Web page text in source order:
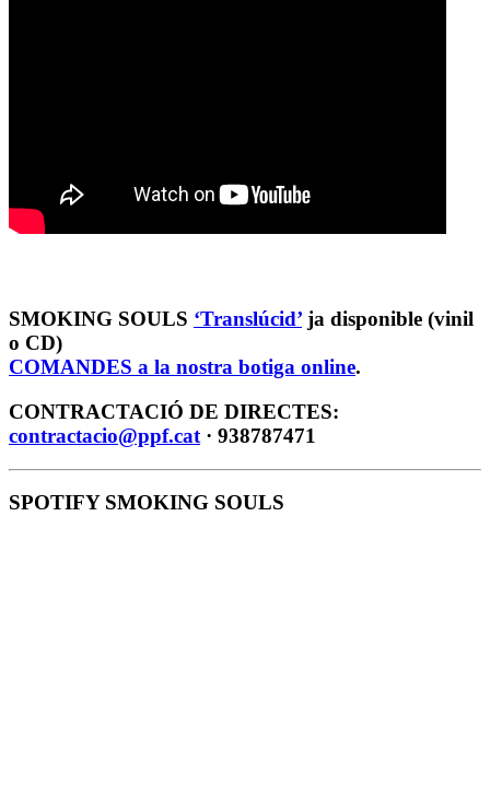
SMOKING SOULS ‘Translúcid’ ja disponible (vinil
o CD)
COMANDES a la nostra botiga online.
CONTRACTACIÓ DE DIRECTES:
contractacio@ppf.cat · 938787471
SPOTIFY SMOKING SOULS